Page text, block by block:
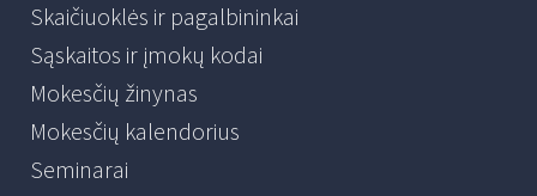
Skaičiuoklės ir pagalbininkai
Sąskaitos ir įmokų kodai
Mokesčių žinynas
Mokesčių kalendorius
Seminarai